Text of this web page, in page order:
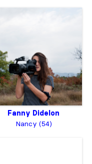
Fanny Didelon
Nancy (54)